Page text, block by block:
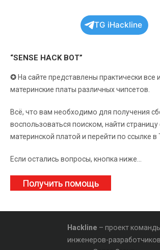
TG iHackline
“SENSE HACK BOT”
✪ На сайте представлены практически все
материнские платы различных чипсетов.
Всё, что вам необходимо для получения
воспользоваться поиском, найти страницу
материнской платой и перейти по ссылке в
Если остались вопросы, кнопка ниже...
Получить помощь
Hackline – проект
инженеров-разработчиков